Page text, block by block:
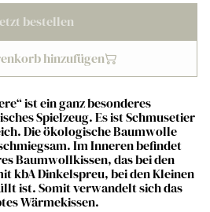
bestellen
hinzufügen
ist ein ganz besonderes
Spielzeug. Es ist Schmusetier
Die ökologische Baumwolle
Im Inneren befindet
Baumwollkissen, das bei den
kbA Dinkelspreu, bei den Kleinen
ist. Somit verwandelt sich das
Wärmekissen.